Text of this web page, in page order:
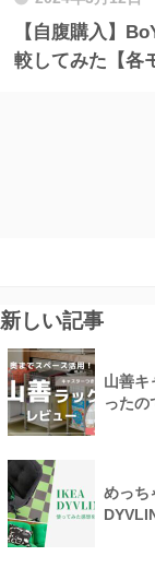
【自腹購入】
較してみた【各
新しい記事
山善キ
ったの
めっち